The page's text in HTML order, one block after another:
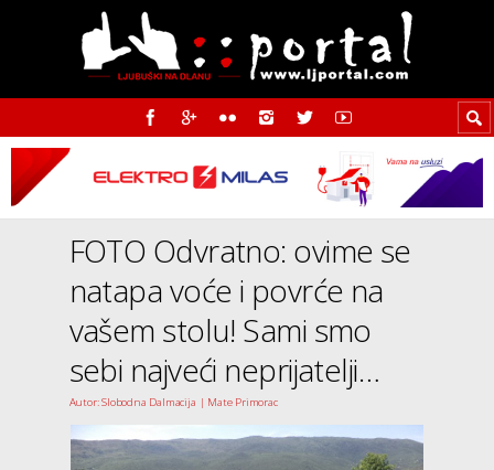
FOTO Odvratno: ovime se
natapa voće i povrće na
vašem stolu! Sami smo
sebi najveći neprijatelji…
Autor: Slobodna Dalmacija | Mate Primorac